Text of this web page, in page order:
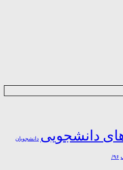
دانشجویی دانشجویان
۹۶/